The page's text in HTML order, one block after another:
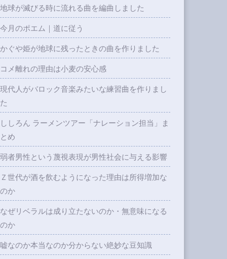
地球が滅びる時に流れる曲を編曲しました
今月のポエム｜道に従う
かぐや姫が地球に残ったときの曲を作りました
コメ離れの理由は小麦の安心感
現代人がバロック音楽みたいな練習曲を作りまし
た
ししろん ラーメンツアー「ナレーション担当」ま
とめ
弱者男性という蔑視表現が男性社会に与える影響
Ｚ世代が酒を飲むようになった理由は所得増加な
のか
なぜリベラルは成り立たないのか・無意味になる
のか
嘘なのか本当なのか分からない絶妙な豆知識